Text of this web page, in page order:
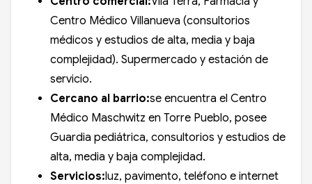
Centro Médico Villanueva (consultorios
médicos y estudios de alta, media y baja
complejidad). Supermercado y estación de
servicio.
Cercano al barrio:se encuentra el Centro
Médico Maschwitz en Torre Pueblo, posee
Guardia pediátrica, consultorios y estudios de
alta, media y baja complejidad.
Servicios:luz, pavimento, teléfono e internet